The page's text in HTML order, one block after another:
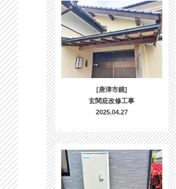
[唐津市鏡]
玄関庇改修工事
2025.04.27